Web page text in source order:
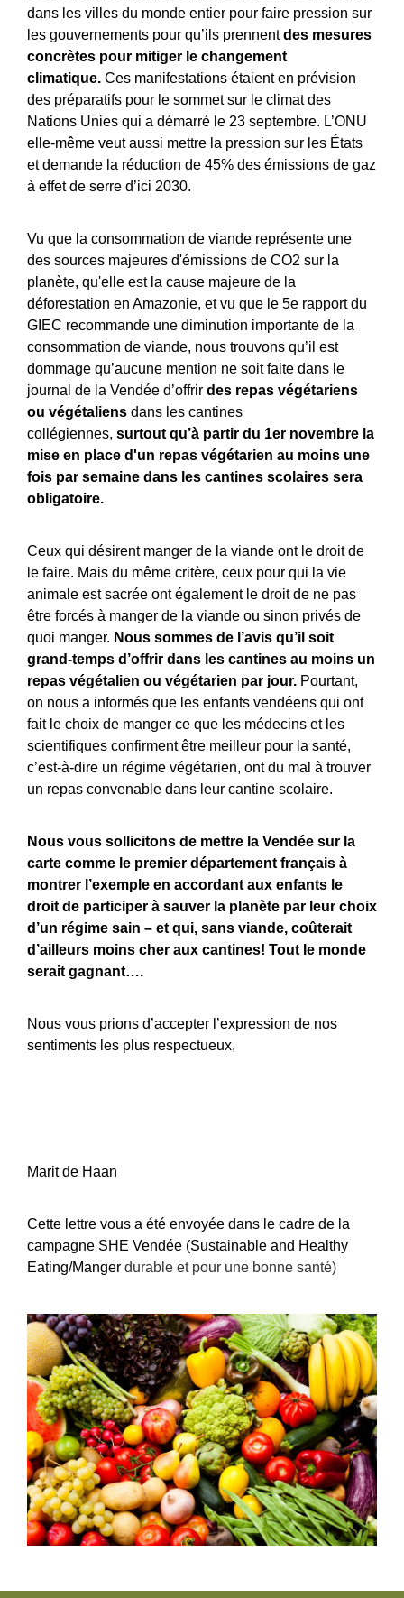
dans les villes du monde entier pour faire pression sur
les gouvernements pour qu’ils prennentdes mesures
concrètes pour mitiger le changement
climatique. Ces manifestations étaient en prévision
des préparatifs pour le sommet sur le climat des
Nations Unies qui a démarré le 23 septembre. L’ONU
elle-même veut aussi mettre la pression sur les États
et demande la réduction de 45% des émissions de gaz
à effet de serre d’ici 2030.
Vu que la consommation de viande représente une
des sources majeures d'émissions de CO2 sur la
planète, qu'elle est la cause majeure de la
déforestation en Amazonie, et vu que le 5e rapport du
GIEC recommande une diminution importante de la
consommation de viande, nous trouvons qu’il est
dommage qu’aucune mention ne soit faite dans le
journal de la Vendée d’offrir des repas végétariens
ou végétaliens dans les cantines
collégiennes, surtout qu’à partir du 1er novembre la
mise en place d'un repas végétarien au moins une
fois par semaine dans les cantines scolaires sera
obligatoire.
Ceux qui désirent manger de la viande ont le droit de
le faire. Mais du même critère, ceux pour qui la vie
animale est sacrée ont également le droit de ne pas
être forcés à manger de la viande ou sinon privés de
quoi manger. Nous sommes de l’avis qu’il soit
grand-temps d’offrir dans les cantines au moins un
repas végétalien ou végétarien par jour. Pourtant,
on nous a informés que les enfants vendéens qui ont
fait le choix de manger ce que les médecins et les
scientifiques confirment être meilleur pour la santé,
c’est-à-dire un régime végétarien, ont du mal à trouver
un repas convenable dans leur cantine scolaire.
Nous vous sollicitons de mettre la Vendée sur la
carte comme le premier département français à
montrer l’exemple en accordant aux enfants le
droit de participer à sauver la planète par leur choix
d’un régime sain – et qui, sans viande, coûterait
d’ailleurs moins cher aux cantines! Tout le monde
serait gagnant….
Nous vous prions d’accepter l’expression de nos
sentiments les plus respectueux,
Marit de Haan
Cette lettre vous a été envoyée dans le cadre de la
campagne SHE Vendée (Sustainable and Healthy
Eating/Manger durable et pour une bonne santé)